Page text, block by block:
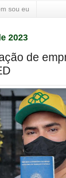
sou eu
2023
de